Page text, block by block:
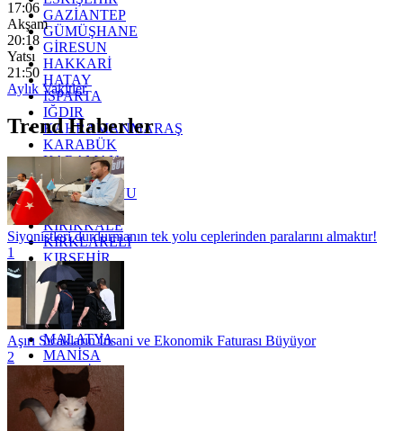
GAZİANTEP
GÜMÜŞHANE
GİRESUN
HAKKARİ
HATAY
ISPARTA
IĞDIR
KAHRAMANMARAŞ
KARABÜK
KARAMAN
KARS
KASTAMONU
KAYSERİ
KIRIKKALE
KIRKLARELİ
KIRŞEHİR
KOCAELİ
KONYA
KÜTAHYA
KİLİS
MALATYA
MANİSA
MARDİN
MERSİN
MUĞLA
MUŞ
17:06
Akşam
20:18
Yatsı
21:50
Aylık Vakitler
Trend Haberler
Siyonistleri durdurmanın tek yolu ceplerinden paralarını almaktır!
1
Aşırı Sıcakların İnsani ve Ekonomik Faturası Büyüyor
2